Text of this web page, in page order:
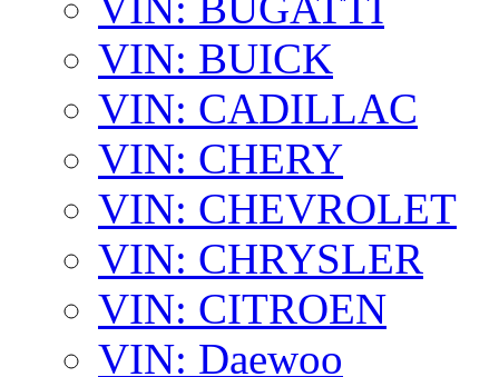
VIN: BUICK
VIN: CADILLAC
VIN: CHERY
VIN: CHEVROLET
VIN: CHRYSLER
VIN: CITROEN
VIN: Daewoo